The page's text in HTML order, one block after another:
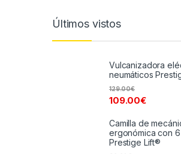
Últimos vistos
Vulcanizadora
neumáticos
109.00€
129.00€
Camilla de
ergonómica con
Prestige Lift®